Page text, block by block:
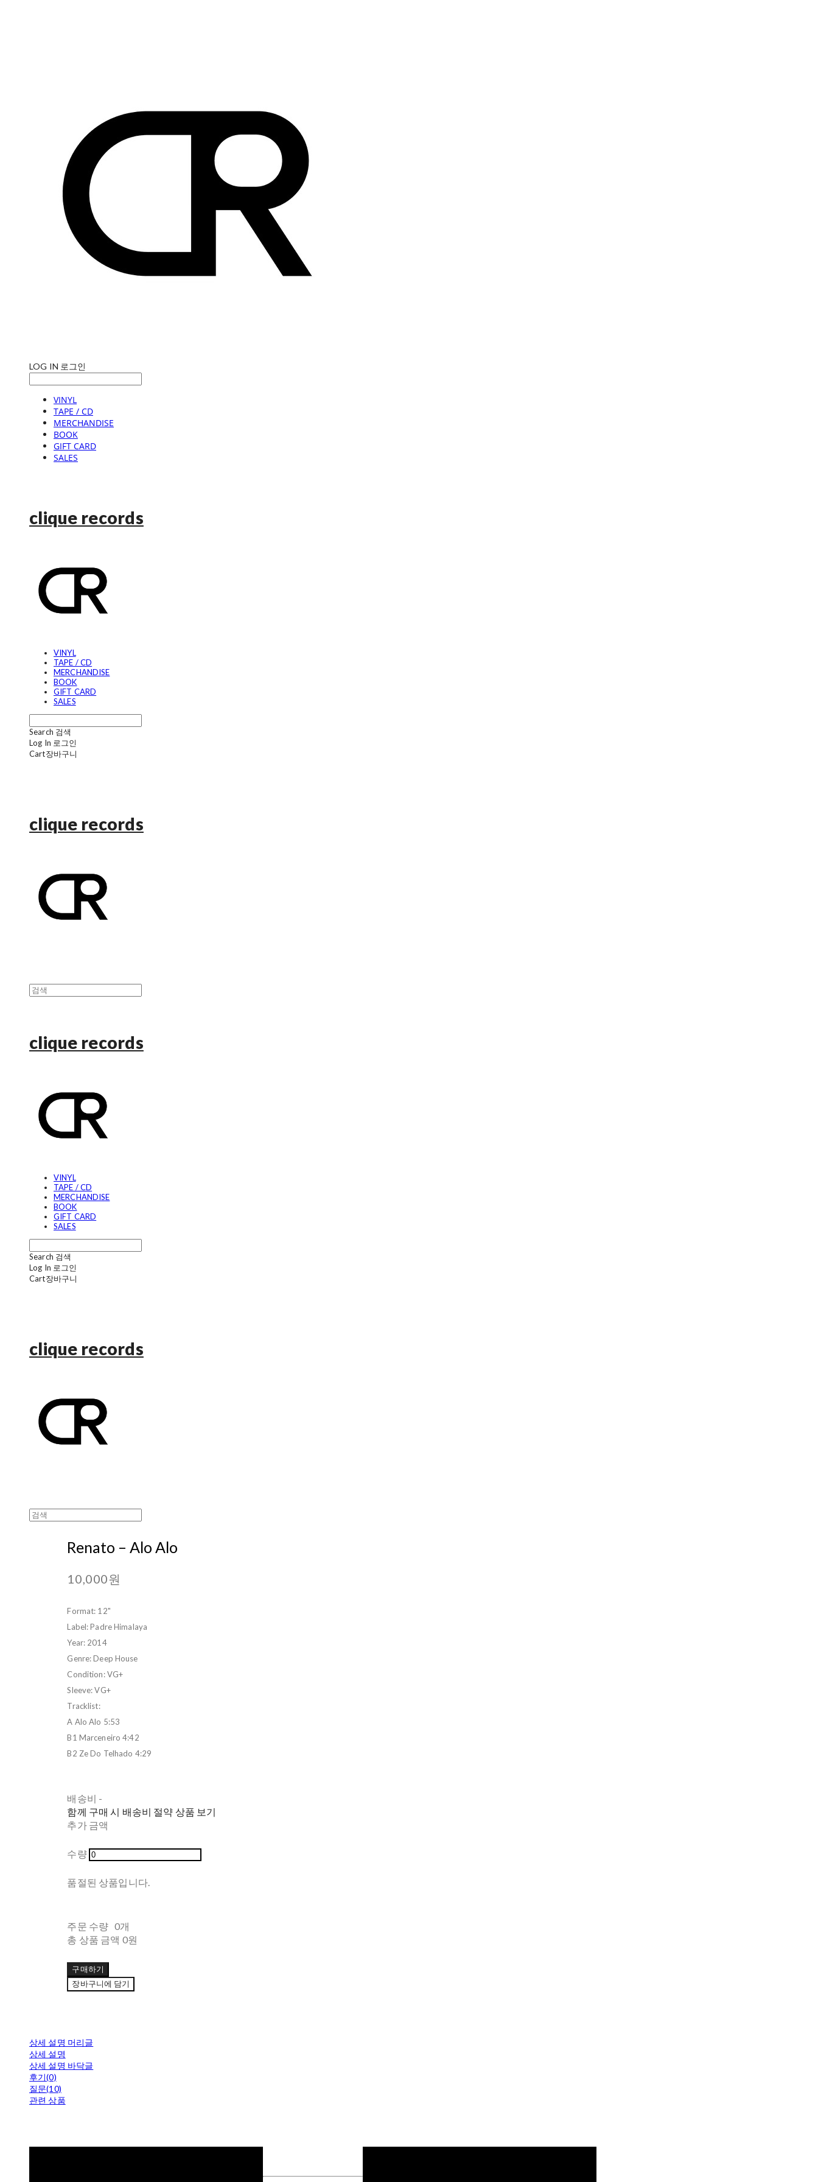
LOG IN 로그인
VINYL
TAPE / CD
MERCHANDISE
BOOK
GIFT CARD
SALES
clique records
VINYL
TAPE / CD
MERCHANDISE
BOOK
GIFT CARD
SALES
Search 검색
Log In 로그인
Cart장바구니
clique records
clique records
VINYL
TAPE / CD
MERCHANDISE
BOOK
GIFT CARD
SALES
Search 검색
Log In 로그인
Cart장바구니
clique records
Renato – Alo Alo
10,000원
Format: 12"
Label: Padre Himalaya
Year: 2014
Genre: Deep House
Condition: VG+
Sleeve: VG+
Tracklist:
A Alo Alo 5:53
B1 Marceneiro 4:42
B2 Ze Do Telhado 4:29
배송비 -
함께 구매 시 배송비 절약 상품 보기
추가 금액
수량
품절된 상품입니다.
주문 수량 0개
총 상품 금액 0원
구매하기
장바구니에 담기
상세 설명 머리글
상세 설명
상세 설명 바닥글
후기(0)
질문(10)
관련 상품